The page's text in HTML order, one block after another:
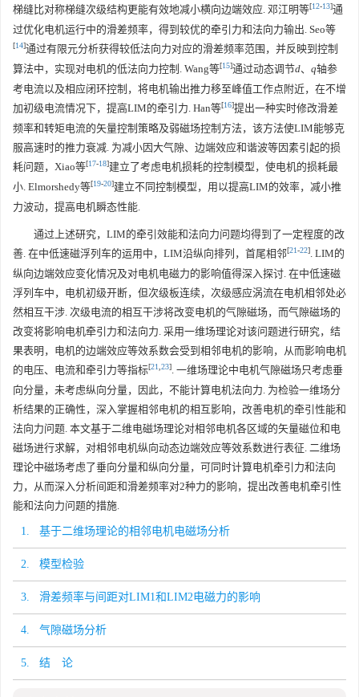
梯缝比对称梯缝次级结构更能有效地减小横向边端效应. 邓江明等[12-13]通
过优化电机运行中的滑差频率，得到较优的牵引力和法向力输出. Seo等
[14]通过有限元分析获得较低法向力对应的滑差频率范围，并反映到控制
算法中，实现对电机的低法向力控制. Wang等[15]通过动态调节d、 q轴参
考电流以及相应闭环控制，将电机输出推力移至峰值工作点附近，在不增
加初级电流情况下，提高LIM的牵引力. Han等[16]提出一种实时修改滑差
频率和转矩电流的矢量控制策略及弱磁场控制方法，该方法使LIM能够克
服高速时的推力衰减. 为减小因大气隙、边端效应和谐波等因素引起的损
耗问题，Xiao等[17-18]建立了考虑电机损耗的控制模型，使电机的损耗最
小. Elmorshedy等[19-20]建立不同控制模型，用以提高LIM的效率，减小推
力波动，提高电机瞬态性能.
通过上述研究，LIM的牵引效能和法向力问题均得到了一定程度的改
善. 在中低速磁浮列车的运用中，LIM沿纵向排列，首尾相邻[21-22]. LIM的
纵向边端效应变化情况及对电机电磁力的影响值得深入探讨. 在中低速磁
浮列车中，电机初级开断，但次级板连续，次级感应涡流在电机相邻处必
然相互干涉. 次级电流的相互干涉将改变电机的气隙磁场，而气隙磁场的
改变将影响电机牵引力和法向力. 采用一维场理论对该问题进行研究，结
果表明，电机的边端效应等效系数会受到相邻电机的影响，从而影响电机
的电压、电流和牵引力等指标[21 23]. 一维场理论中电机气隙磁场只考虑垂
向分量，未考虑纵向分量，因此，不能计算电机法向力. 为检验一维场分
析结果的正确性，深入掌握相邻电机的相互影响，改善电机的牵引性能和
法向力问题. 本文基于二维电磁场理论对相邻电机各区域的矢量磁位和电
磁场进行求解，对相邻电机纵向动态边端效应等效系数进行表征. 二维场
理论中磁场考虑了垂向分量和纵向分量，可同时计算电机牵引力和法向
力，从而深入分析间距和滑差频率对2种力的影响，提出改善电机牵引性
能和法向力问题的措施.
1. 基于二维场理论的相邻电机电磁场分析
2. 模型检验
3. 滑差频率与间距对LIM1和LIM2电磁力的影响
4. 气隙磁场分析
5. 结 论